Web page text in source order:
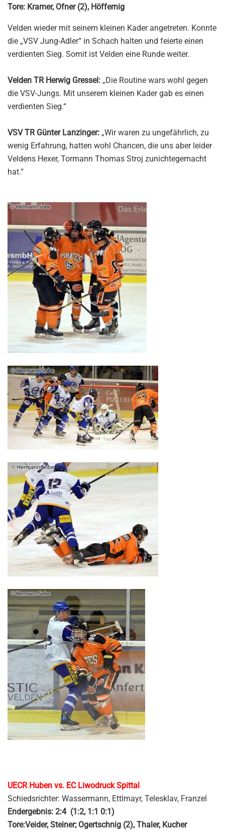
Tore: Kramer, Ofner (2), Höffernig
Velden wieder mit seinem kleinen Kader angetreten. Konnte
die „VSV Jung-Adler“ in Schach halten und feierte einen
verdienten Sieg. Somit ist Velden eine Runde weiter.
Velden TR Herwig Gressel: „Die Routine wars wohl gegen
die VSV-Jungs. Mit unserem kleinen Kader gab es einen
verdienten Sieg.“
VSV TR Günter Lanzinger: „Wir waren zu ungefährlich, zu
wenig Erfahrung, hatten wohl Chancen, die uns aber leider
Veldens Hexer, Tormann Thomas Stroj zunichtegemacht
hat.“
UECR Huben vs. EC Liwodruck Spittal
Schiedsrichter: Wassermann, Ettlmayr, Telesklav, Franzel
Endergebnis: 2:4 (1:2, 1:1 0:1)
Tore:Veider, Steiner; Ogertschnig (2), Thaler, Kucher